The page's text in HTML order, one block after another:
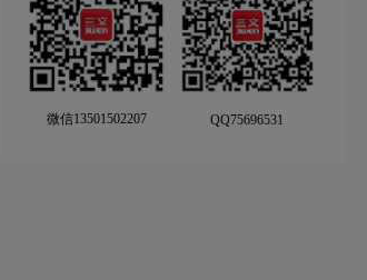
微信13501502207 QQ75696531